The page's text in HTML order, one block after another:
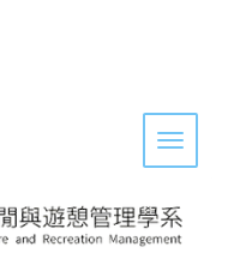
Toggle